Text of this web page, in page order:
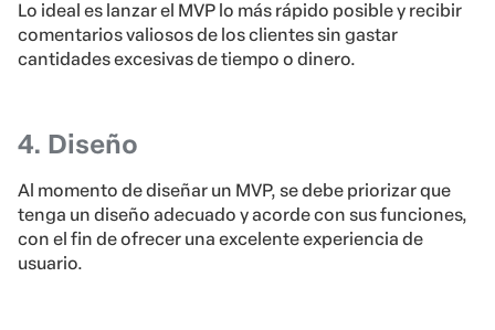
Lo ideal es lanzar el MVP lo más rápido posible y recibir
comentarios valiosos de los clientes sin gastar
cantidades excesivas de tiempo o dinero.
4. Diseño
Al momento de diseñar un MVP, se debe priorizar que
tenga un diseño adecuado y acorde con sus funciones,
con el fin de ofrecer una excelente experiencia de
usuario.